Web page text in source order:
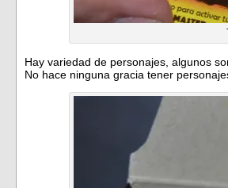
Hay variedad de personajes, algunos
No hace ninguna gracia tener